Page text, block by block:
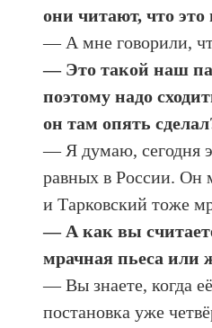
они читают, что
— А мне говорили,
— Это такой наш
поэтому надо
он там опять
— Я думаю, сегодня
равных в России. Он
и Тарковский тоже
— А как вы
мрачная пьеса или
— Вы знаете, когда
постановка уже